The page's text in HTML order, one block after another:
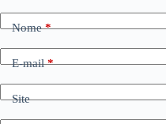
Nome*
E-mail*
Site